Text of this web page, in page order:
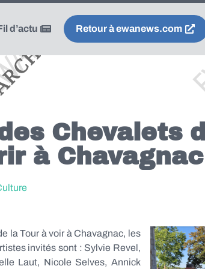
d’actu Retour à ewanews.com
Chevalets
à Chavagnac
la Tour à voir à Chavagnac, les
invités sont : Sylvie Revel,
Laut, Nicole Selves, Annick